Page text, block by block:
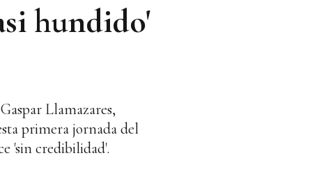
hundido'
Llamazares,
primera jornada del
'sin credibilidad'.